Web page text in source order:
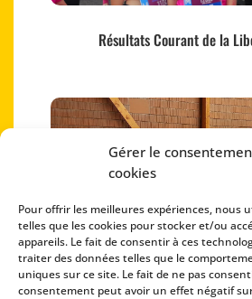
Gérer le
cookies
Pour offrir les meilleures expériences, nous
telles que les cookies pour stocker et/ou
appareils. Le fait de consentir à ces
traiter des données telles que le
uniques sur ce site. Le fait de ne pas
consentement peut avoir un effet négatif
Résultats Courant de la